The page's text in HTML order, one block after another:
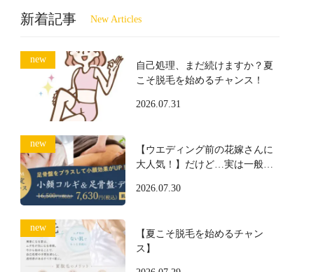
新着記事
自己処理、まだ続けますか？夏
こそ脱毛を始めるチャンス！
2026.07.31
【ウエディング前の花嫁さんに
大人気！】だけど…実は一般の
2026.07.30
【夏こそ脱毛を始めるチャン
ス】